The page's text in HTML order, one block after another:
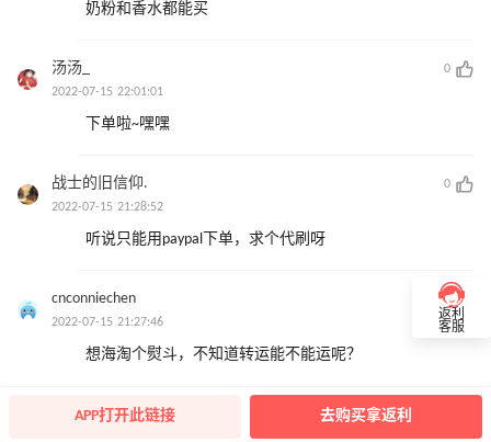
奶粉和香水都能买
汤汤_
0
2022-07-15 22:01:01
下单啦~嘿嘿
战士的旧信仰.
0
2022-07-15 21:28:52
听说只能用paypal下单，求个代刷呀
cnconniechen
0
2022-07-15 21:27:46
想海淘个熨斗，不知道转运能不能运呢？
返利
客服
APP打开此链接 去购买拿返利